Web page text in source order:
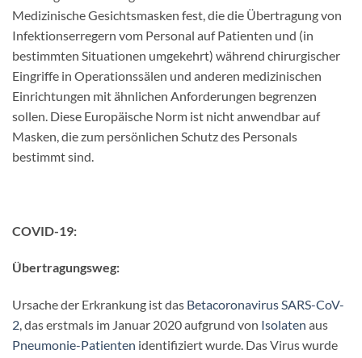
Medizinische Gesichtsmasken fest, die die Übertragung von
Infektionserregern vom Personal auf Patienten und (in
bestimmten Situationen umgekehrt) während chirurgischer
Eingriffe in Operationssälen und anderen medizinischen
Einrichtungen mit ähnlichen Anforderungen begrenzen
sollen. Diese Europäische Norm ist nicht anwendbar auf
Masken, die zum persönlichen Schutz des Personals
bestimmt sind.
COVID-19:
Übertragungsweg:
Ursache der Erkrankung ist das BetacoronavirusSARS-CoV-
2, das erstmals im Januar 2020 aufgrund von Isolaten aus
Pneumonie-Patienten identifiziert wurde. Das Virus wurde